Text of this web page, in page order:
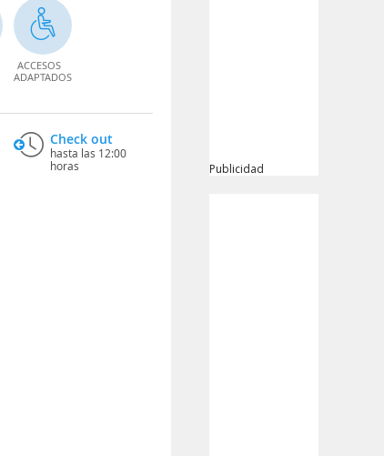
ACCESOS
ADAPTADOS
Check out
hasta las 12:00
horas
Publicidad